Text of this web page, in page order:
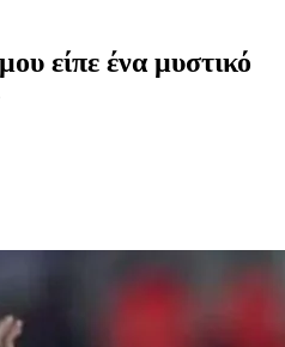
είπε ένα μυστικό